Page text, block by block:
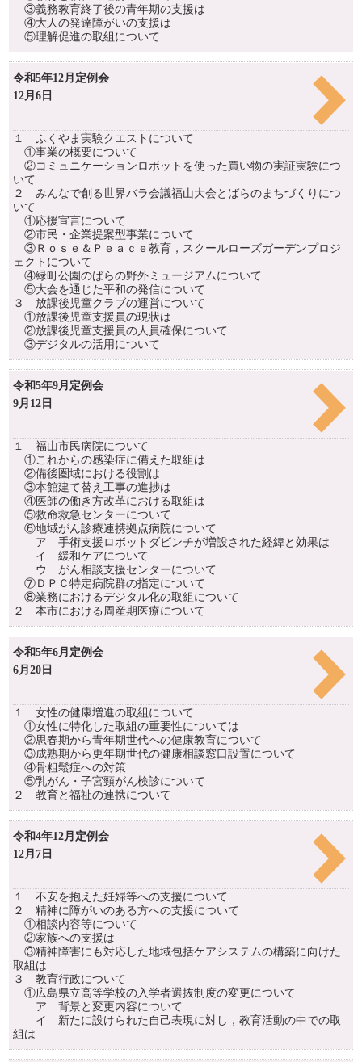
③義務教育終了後の青年期の支援は
④大人の発達障がいの支援は
⑤理解促進の取組について
令和5年12月定例会
12月6日
１ ふくやま実験クエストについて
①事業の概要について
②コミュニケーションロボットを使った買い物の実証実験につ
いて
２ みんなで創る世界バラ会議福山大会とばらのまちづくりにつ
いて
①応援宣言について
②市民・企業提案型事業について
③Ｒｏｓｅ＆Ｐｅａｃｅ教育，スクールローズガーデンプロジ
ェクトについて
④緑町公園のばらの野外ミュージアムについて
⑤大会を通じた平和の発信について
３ 放課後児童クラブの運営について
①放課後児童支援員の現状は
②放課後児童支援員の人員確保について
③デジタルの活用について
令和5年9月定例会
9月12日
１ 福山市民病院について
①これからの感染症に備えた取組は
②備後圏域における役割は
③本館建て替え工事の進捗は
④医師の働き方改革における取組は
⑤救命救急センターについて
⑥地域がん診療連携拠点病院について
ア 手術支援ロボットダビンチが増設された経緯と効果は
イ 緩和ケアについて
ウ がん相談支援センターについて
⑦ＤＰＣ特定病院群の指定について
⑧業務におけるデジタル化の取組について
２ 本市における周産期医療について
令和5年6月定例会
6月20日
１ 女性の健康増進の取組について
①女性に特化した取組の重要性については
②思春期から青年期世代への健康教育について
③成熟期から更年期世代の健康相談窓口設置について
④骨粗鬆症への対策
⑤乳がん・子宮頸がん検診について
２ 教育と福祉の連携について
令和4年12月定例会
12月7日
１ 不安を抱えた妊婦等への支援について
２ 精神に障がいのある方への支援について
①相談内容等について
②家族への支援は
③精神障害にも対応した地域包括ケアシステムの構築に向けた
取組は
３ 教育行政について
①広島県立高等学校の入学者選抜制度の変更について
ア 背景と変更内容について
イ 新たに設けられた自己表現に対し，教育活動の中での取
組は